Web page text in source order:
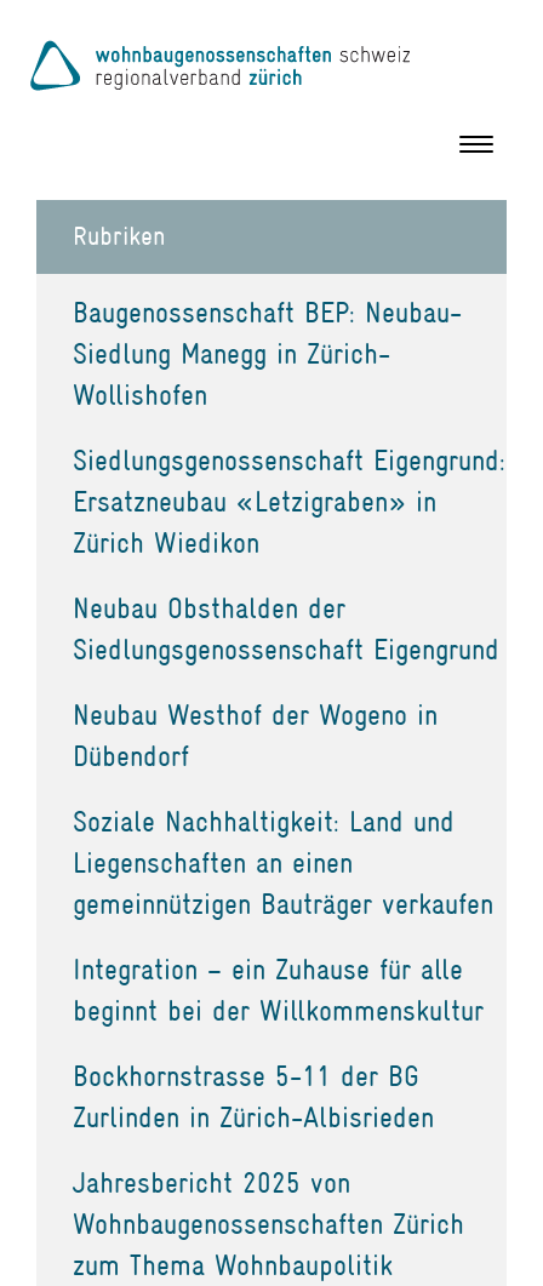
Toggle
Rubriken
Baugenossenschaft BEP: Neubau-
Siedlung Manegg in Zürich-
Wollishofen
Siedlungsgenossenschaft Eigengrund:
Ersatzneubau «Letzigraben» in
Zürich Wiedikon
Neubau Obsthalden der
Siedlungsgenossenschaft Eigengrund
Neubau Westhof der Wogeno in
Dübendorf
Soziale Nachhaltigkeit: Land und
Liegenschaften an einen
gemeinnützigen Bauträger verkaufen
Integration – ein Zuhause für alle
beginnt bei der Willkommenskultur
Bockhornstrasse 5-11 der BG
Zurlinden in Zürich-Albisrieden
Jahresbericht 2025 von
Wohnbaugenossenschaften Zürich
zum Thema Wohnbaupolitik